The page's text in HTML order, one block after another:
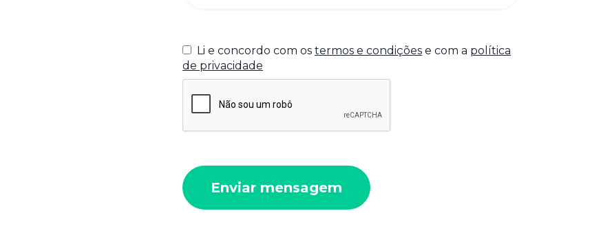
Li e concordo com os termos e condições e com a política
de privacidade
Enviar mensagem